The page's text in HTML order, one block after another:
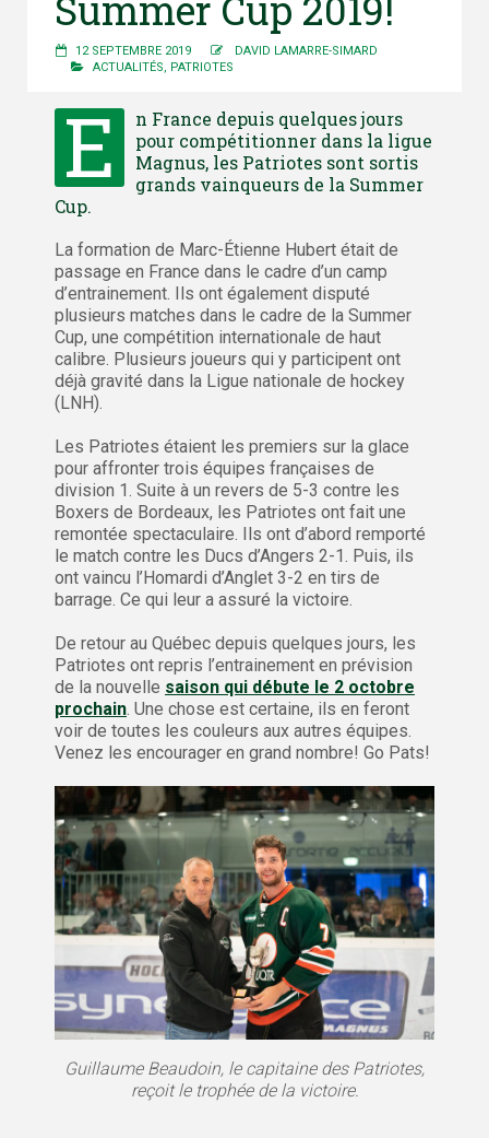
12 SEPTEMBRE 2019
DAVID LAMARRE-SIMARD
ACTUALITÉS, PATRIOTES
E
n France depuis quelques jours
pour compétitionner dans la ligue
Magnus, les Patriotes sont sortis
grands vainqueurs de la Summer
Cup.
La formation de Marc-Étienne Hubert était de
passage en France dans le cadre d’un camp
d’entrainement. Ils ont également disputé
plusieurs matches dans le cadre de la Summer
Cup, une compétition internationale de haut
calibre. Plusieurs joueurs qui y participent ont
déjà gravité dans la Ligue nationale de hockey
(LNH).
Les Patriotes étaient les premiers sur la glace
pour affronter trois équipes françaises de
division 1. Suite à un revers de 5-3 contre les
Boxers de Bordeaux, les Patriotes ont fait une
remontée spectaculaire. Ils ont d’abord remporté
le match contre les Ducs d’Angers 2-1. Puis, ils
ont vaincu l’Homardi d’Anglet 3-2 en tirs de
barrage. Ce qui leur a assuré la victoire.
De retour au Québec depuis quelques jours, les
Patriotes ont repris l’entrainement en prévision
de la nouvelle saison qui débute le 2 octobre
prochain. Une chose est certaine, ils en feront
voir de toutes les couleurs aux autres équipes.
Venez les encourager en grand nombre! Go Pats!
Guillaume Beaudoin, le capitaine des Patriotes,
reçoit le trophée de la victoire.